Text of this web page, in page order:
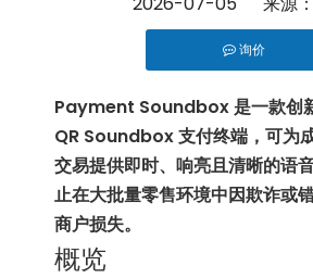
询价
Payment Soundbox 是一款创
QR Soundbox 支付终端，可为
交易提供即时、响亮且清晰的语
止在大批量零售环境中因欺诈或
商户损失。
概览